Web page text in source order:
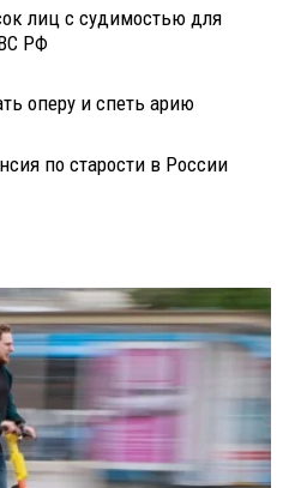
лиц с судимостью для
РФ
оперу и спеть арию
по старости в России